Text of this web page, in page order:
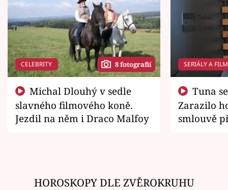
CELEBRITY 8 fotografií
slavného filmového koně.
Jezdil na něm i Draco Malfoy
SERIÁLY A
Zarazilo
smlouvě
HOROSKOPY DLE ZVĚROKRUHU